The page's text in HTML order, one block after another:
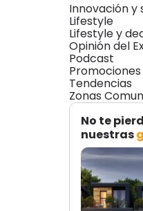
Innovación y
Lifestyle
Lifestyle y
Opinión del
Podcast
Promociones
Tendencias
Zonas
No te
nuestras